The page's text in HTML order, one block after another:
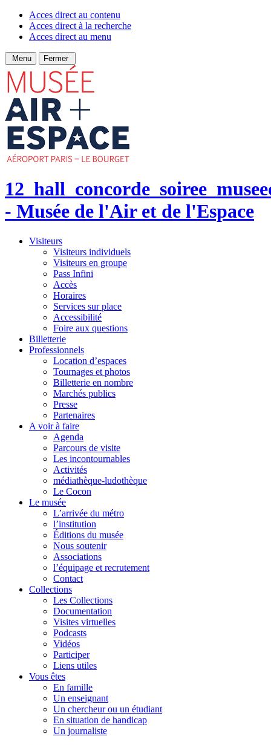
Acces direct au contenu
Acces direct à la recherche
Acces direct au menu
Menu Fermer
- Musée de l'Air et de l'Espace
Visiteurs
Visiteurs individuels
Visiteurs en groupe
Pass Infini
Accès
Horaires
Services sur place
Accessibilité
Foire aux questions
Billetterie
Professionnels
Location d’espaces
Tournages et photos
Billetterie en nombre
Marchés publics
Presse
Partenaires
A voir à faire
Agenda
Parcours de visite
Les incontournables
Activités
médiathèque-ludothèque
Le Cocon
Le musée
L’arrivée du métro
l’institution
Éditions du musée
Nous soutenir
Associations
l’équipage et recrutement
Contact
Collections
Les Collections
Documentation
Visites virtuelles
Podcasts
Vidéos
Participer
Liens utiles
Vous êtes
En famille
Un enseignant
Un chercheur ou un étudiant
En situation de handicap
Un journaliste